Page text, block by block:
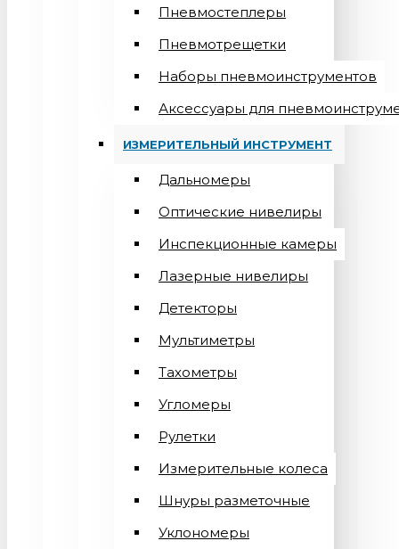
Пневмостеплеры
Пневмотрещетки
Наборы пневмоинструментов
Аксессуары для
ИЗМЕРИТЕЛЬНЫЙ ИНСТРУМЕНТ
Дальномеры
Оптические нивелиры
Инспекционные камеры
Лазерные нивелиры
Детекторы
Мультиметры
Тахометры
Угломеры
Рулетки
Измерительные колеса
Шнуры разметочные
Уклономеры